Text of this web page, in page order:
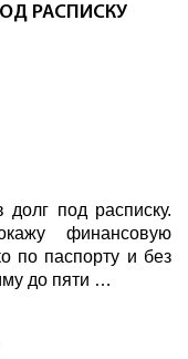
РАСПИСКУ
под расписку.
финансовую
по паспорту и без
до пяти …